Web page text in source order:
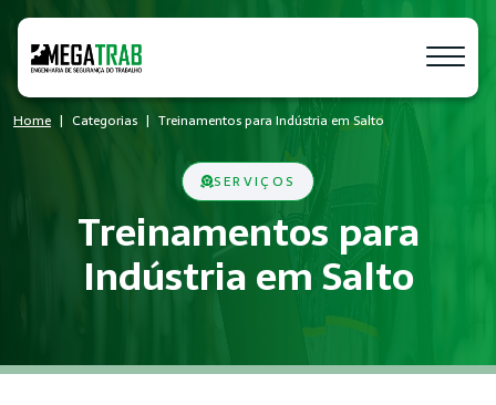
Home Categorias Treinamentos para Indústria em Salto
SERVIÇOS
Treinamentos para
Indústria em Salto